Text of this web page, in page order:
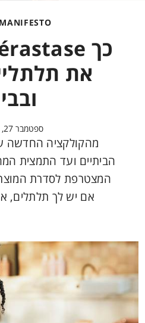
את
ספטמבר 27, 2025
מהקולקציה החדשה
המצטרפת לסדרת
אם יש לך תלתלים,